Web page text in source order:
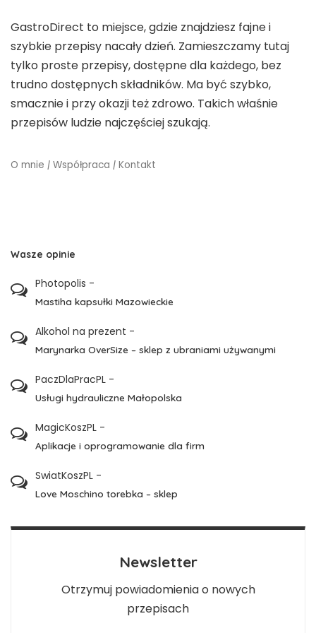
GastroDirect to miejsce, gdzie znajdziesz fajne i
szybkie przepisy nacały dzień. Zamieszczamy tutaj
tylko proste przepisy, dostępne dla każdego, bez
trudno dostępnych składników. Ma być szybko,
smacznie i przy okazji też zdrowo. Takich właśnie
przepisów ludzie najczęściej szukają.
O mnie | Współpraca | Kontakt
Wasze opinie
Photopolis -
Mastiha kapsułki Mazowieckie
Alkohol na prezent -
Marynarka OverSize – sklep z ubraniami używanymi
PaczDlaPracPL -
Usługi hydrauliczne Małopolska
MagicKoszPL -
Aplikacje i oprogramowanie dla firm
SwiatKoszPL -
Love Moschino torebka – sklep
Newsletter
Otrzymuj powiadomienia o nowych
przepisach